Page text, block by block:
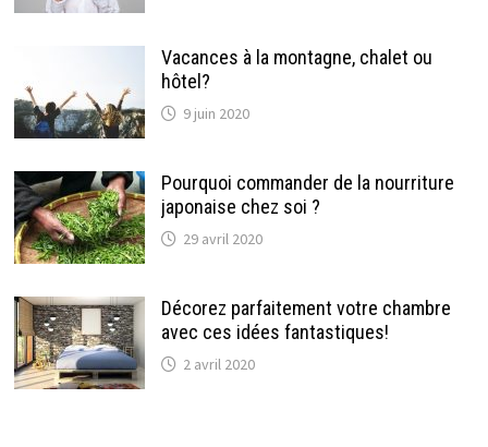
Vacances à la montagne, chalet ou
hôtel?
9 juin 2020
Pourquoi commander de la nourriture
japonaise chez soi ?
29 avril 2020
Décorez parfaitement votre chambre
avec ces idées fantastiques!
2 avril 2020